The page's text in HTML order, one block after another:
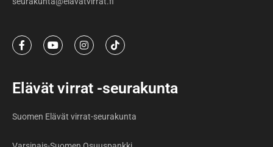
F
a
b
o
-
Y
o
b
I
n
g
m
T
i
k
Elävät virrat -seurakunta
Suomen Elävät virrat-seurakunta